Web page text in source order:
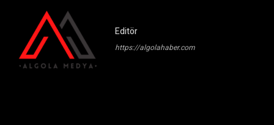
Editör
https://algolahaber.com